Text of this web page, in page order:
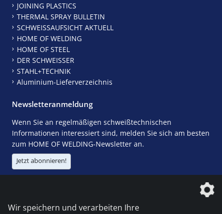
JOINING PLASTICS
THERMAL SPRAY BULLETIN
SCHWEISSAUFSICHT AKTUELL
HOME OF WELDING
HOME OF STEEL
DER SCHWEISSER
STAHL+TECHNIK
Aluminium-Lieferverzeichnis
Newsletteranmeldung
Wenn Sie an regelmäßigen schweißtechnischen
Informationen interessiert sind, melden Sie sich am besten
zum HOME OF WELDING-Newsletter an.
Jetzt abonnieren!
Die DVS Media GmbH ist ein Unternehmen der
Wir speichern und verarbeiten Ihre